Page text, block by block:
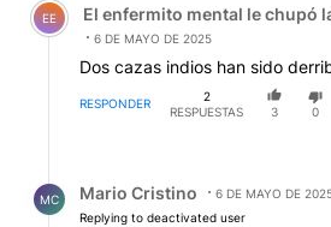
EE El enfermito mental le chupó
6 DE MAYO DE 2025
Dos cazas indios han sido
RESPONDER
2
RESPUESTAS
3 0
MC Mario Cristino
6 DE MAYO DE
Replying to deactivated user